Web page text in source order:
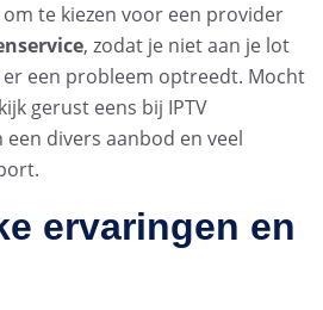
te kiezen voor een provider
, zodat je niet aan je lot
een probleem optreedt. Mocht
gerust eens bij IPTV
divers aanbod en veel
ervaringen en